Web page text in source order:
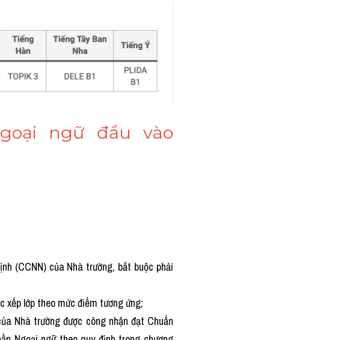
ngữ đầu vào
(CCNN) của Nhà trường, bắt buộc phải
xếp lớp theo mức điểm tương ứng;
Nhà trường được công nhận đạt Chuẩn